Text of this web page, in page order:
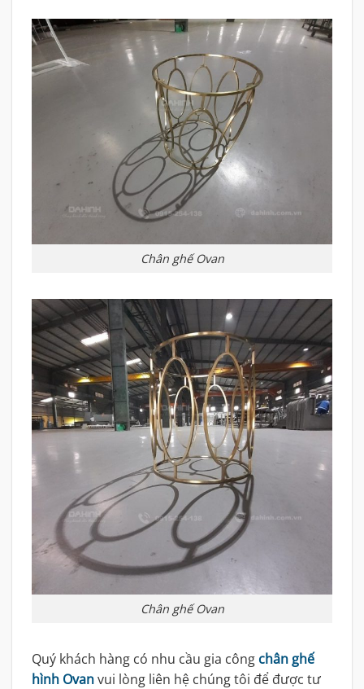
Chân ghế Ovan
Chân ghế Ovan
Quý khách hàng có nhu cầu gia công chân ghế
hình Ovanvui lòng liên hệ chúng tôi để được tư